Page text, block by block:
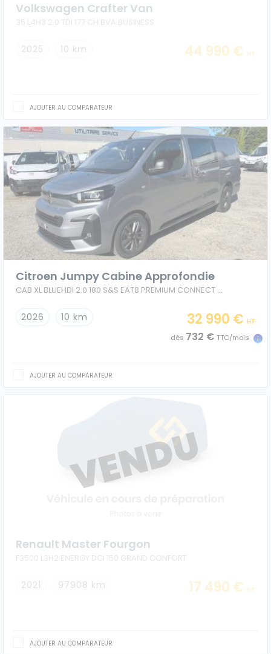
Volkswagen Crafter Van
35 L4H3 2.0 TDI 177 CH BVA BUSINESS
2025 10 km 44 990 € HT
AJOUTER AU COMPARATEUR
Citroen Jumpy Cabine Approfondie
CAB XL BLUEHDI 2.0 180 S&S EAT8 PREMIUM CONNECT 5 PLACES
2026 10 km 32 990 € HT
dès 732 € TTC/mois
AJOUTER AU COMPARATEUR
Renault Master Fourgon
F3500 L3H2 ENERGY DCI 150 GRAND CONFORT
2021 97908 km 17 490 € HT
AJOUTER AU COMPARATEUR